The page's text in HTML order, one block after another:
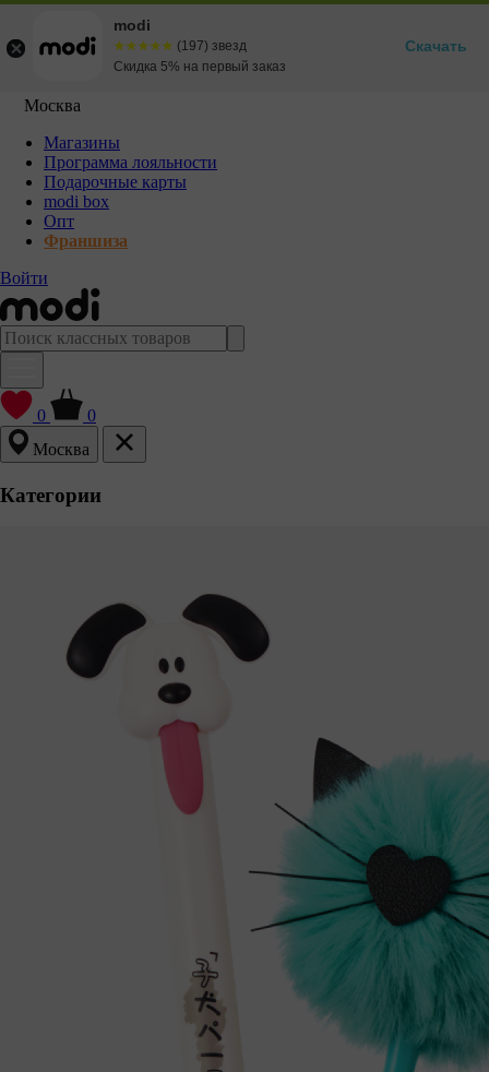
Москва
Магазины
Программа лояльности
Подарочные карты
modi box
Опт
Франшиза
Войти
0
0
Москва
Категории
modi
☆☆☆☆☆
★★★★★ (197) звезд
Скидка 5% на первый заказ
Скачать